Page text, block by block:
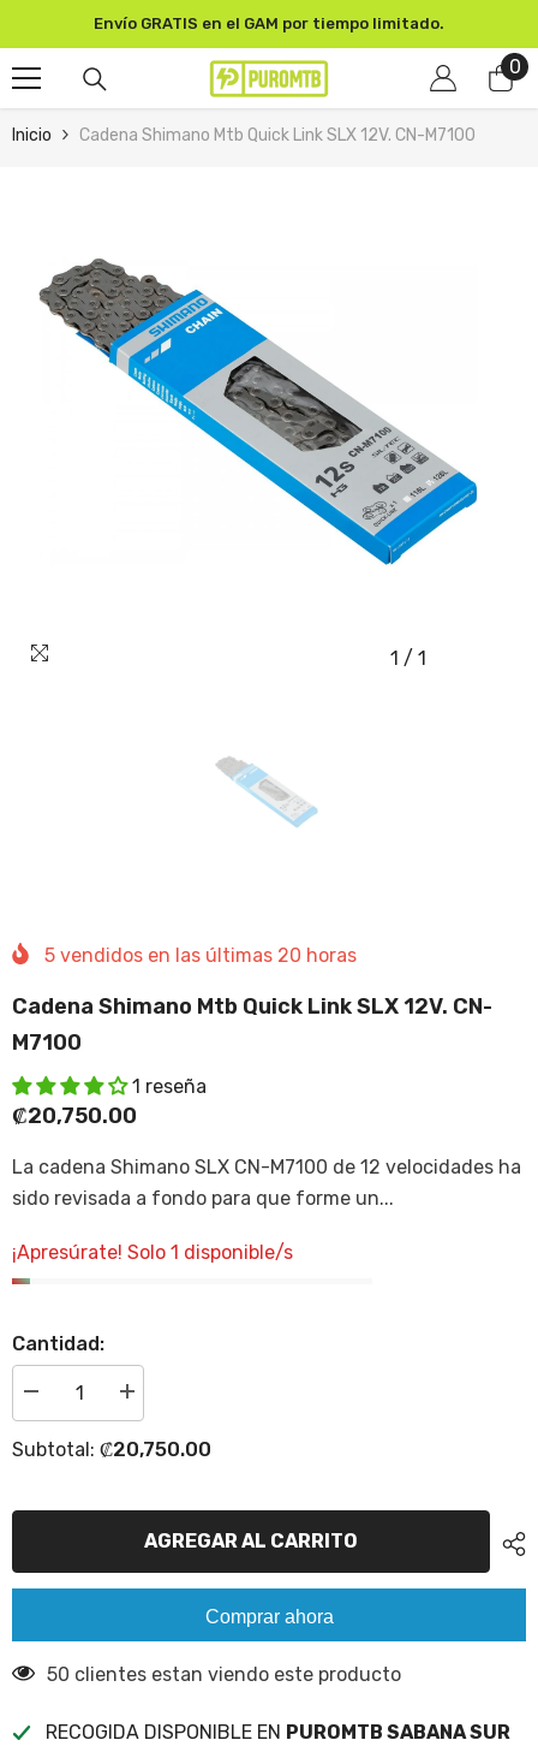
SKIP TO CONTENT
Envío GRATIS en el GAM por tiempo limitado.
00
Inicio Cadena Shimano Mtb Quick Link SLX 12V. CN-M7100
1 / 1
5 vendidos en las últimas 20 horas
Cadena Shimano Mtb Quick Link SLX 12V. CN-
M7100
1 reseña
₡20,750.00
La cadena Shimano SLX CN-M7100 de 12 velocidades ha
sido revisada a fondo para que forme un...
¡Apresúrate! Solo 1 disponible/s
Cantidad:
Disminuir
cantidad
Cadena
Quick
Incrementar
la
para
mtb
Link
Subtotal: ₡20,750.00
AGREGAR AL CARRITO
Comprar ahora
50 clientes estan viendo este producto
RECOGIDA DISPONIBLE EN PUROMTB SABANA SUR